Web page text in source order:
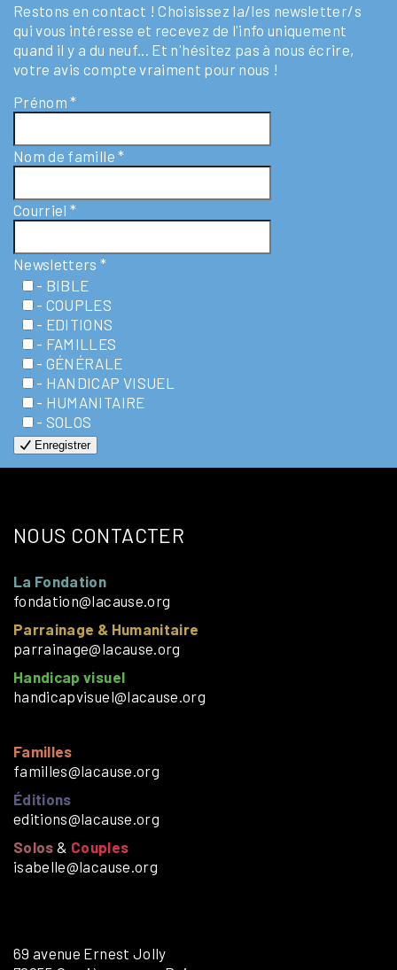
Restons en contact ! Choisissez la/les newsletter/s
qui vous intéresse et recevez de l'info uniquement
quand il y a du neuf... Et n'hésitez pas à nous écrire,
votre avis compte vraiment pour nous !
Prénom*
Nom de famille*
Courriel*
Newsletters*
- BIBLE
- COUPLES
- EDITIONS
- FAMILLES
- GÉNÉRALE
- HANDICAP VISUEL
- HUMANITAIRE
- SOLOS
Enregistrer
NOUS CONTACTER
La Fondation
fondation@lacause.org
Parrainage & Humanitaire
parrainage@lacause.org
Handicap visuel
handicapvisuel@lacause.org
Familles
familles@lacause.org
Éditions
editions@lacause.org
Solos & Couples
isabelle@lacause.org
69 avenue Ernest Jolly